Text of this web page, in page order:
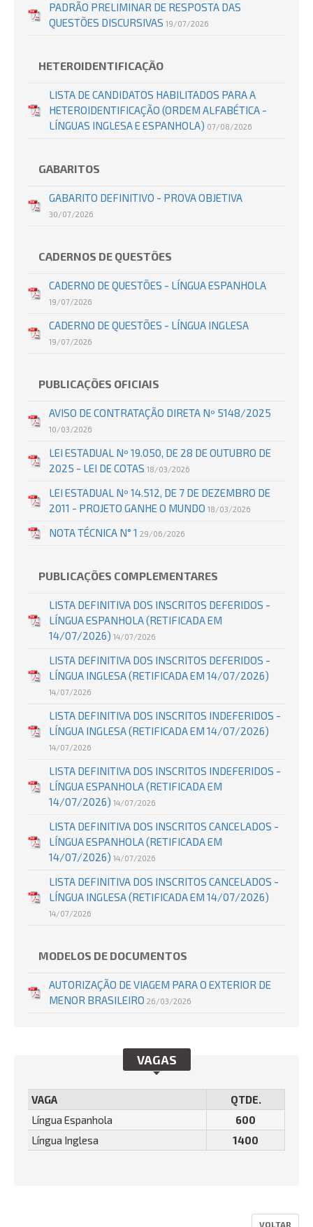
PADRÃO PRELIMINAR DE RESPOSTA DAS
QUESTÕES DISCURSIVAS 19/07/2026
HETEROIDENTIFICAÇÃO
LISTA DE CANDIDATOS HABILITADOS PARA A
HETEROIDENTIFICAÇÃO (ORDEM ALFABÉTICA -
LÍNGUAS INGLESA E ESPANHOLA) 07/08/2026
GABARITOS
GABARITO DEFINITIVO - PROVA OBJETIVA
30/07/2026
CADERNOS DE QUESTÕES
CADERNO DE QUESTÕES - LÍNGUA ESPANHOLA
19/07/2026
CADERNO DE QUESTÕES - LÍNGUA INGLESA
19/07/2026
PUBLICAÇÕES OFICIAIS
AVISO DE CONTRATAÇÃO DIRETA Nº 5148/2025
10/03/2026
LEI ESTADUAL Nº 19.050, DE 28 DE OUTUBRO DE
2025 - LEI DE COTAS 18/03/2026
LEI ESTADUAL Nº 14.512, DE 7 DE DEZEMBRO DE
2011 - PROJETO GANHE O MUNDO 18/03/2026
NOTA TÉCNICA N° 1 29/06/2026
PUBLICAÇÕES COMPLEMENTARES
LISTA DEFINITIVA DOS INSCRITOS DEFERIDOS -
LÍNGUA ESPANHOLA (RETIFICADA EM
14/07/2026) 14/07/2026
LISTA DEFINITIVA DOS INSCRITOS DEFERIDOS -
LÍNGUA INGLESA (RETIFICADA EM 14/07/2026)
14/07/2026
LISTA DEFINITIVA DOS INSCRITOS INDEFERIDOS -
LÍNGUA INGLESA (RETIFICADA EM 14/07/2026)
14/07/2026
LISTA DEFINITIVA DOS INSCRITOS INDEFERIDOS -
LÍNGUA ESPANHOLA (RETIFICADA EM
14/07/2026) 14/07/2026
LISTA DEFINITIVA DOS INSCRITOS CANCELADOS -
LÍNGUA ESPANHOLA (RETIFICADA EM
14/07/2026) 14/07/2026
LISTA DEFINITIVA DOS INSCRITOS CANCELADOS -
LÍNGUA INGLESA (RETIFICADA EM 14/07/2026)
14/07/2026
MODELOS DE DOCUMENTOS
AUTORIZAÇÃO DE VIAGEM PARA O EXTERIOR DE
MENOR BRASILEIRO 26/03/2026
VAGAS
VAGA
QTDE.
Língua Espanhola
600
Língua Inglesa
1400
VOLTAR